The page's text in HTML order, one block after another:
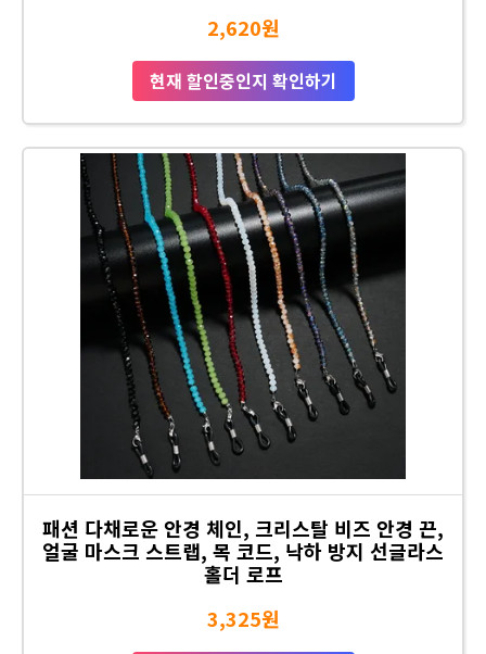
2,620원
현재 할인중인지 확인하기
패션 다채로운 안경 체인, 크리스탈 비즈 안경 끈,
얼굴 마스크 스트랩, 목 코드, 낙하 방지 선글라스
홀더 로프
3,325원